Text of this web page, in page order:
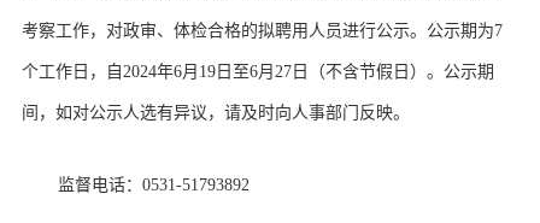
考察工作，对政审、体检合格的拟聘用人员进行公示。公示期为7
个工作日，自2024年6月19日至6月27日（不含节假日）。公示期
间，如对公示人选有异议，请及时向人事部门反映。
监督电话：0531-51793892